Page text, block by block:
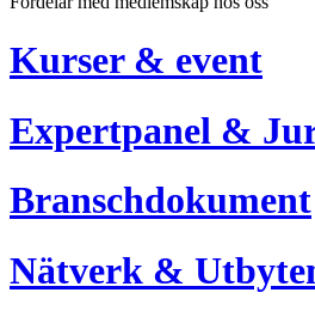
Kurser & event
Expertpanel &
Branschdokument
Nätverk &